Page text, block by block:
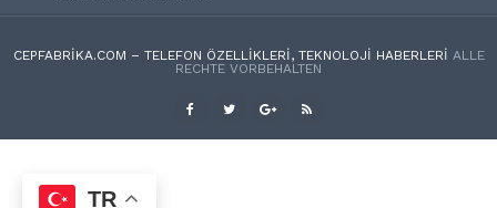
CEPFABRIKA.COM – TELEFON ÖZELLIKLERI, TEKNOLOJI HABERLERI ALLE
RECHTE VORBEHALTEN
TR